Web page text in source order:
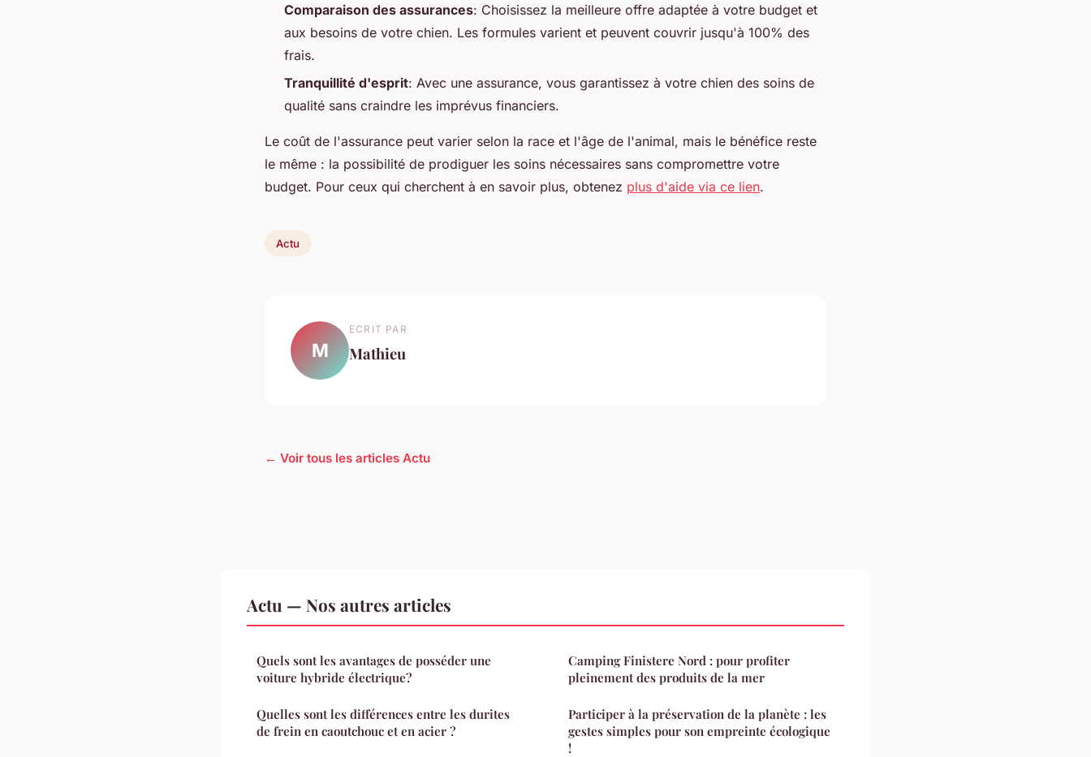
Comparaison des assurances: Choisissez la meilleure offre adaptée à votre budget et
aux besoins de votre chien. Les formules varient et peuvent couvrir jusqu'à 100% des
frais.
Tranquillité d'esprit: Avec une assurance, vous garantissez à votre chien des soins de
qualité sans craindre les imprévus financiers.
Le coût de l'assurance peut varier selon la race et l'âge de l'animal, mais le bénéfice reste
le même : la possibilité de prodiguer les soins nécessaires sans compromettre votre
budget. Pour ceux qui cherchent à en savoir plus, obtenez plus d'aide via ce lien.
Actu
M
ECRIT PAR
Mathieu
← Voir tous les articles Actu
Actu — Nos autres articles
Quels sont les avantages de posséder une
voiture hybride électrique?
Quelles sont les différences entre les durites
de frein en caoutchouc et en acier ?
Camping Finistere Nord : pour profiter
pleinement des produits de la mer
Participer à la préservation de la planète : les
gestes simples pour son empreinte écologique
!